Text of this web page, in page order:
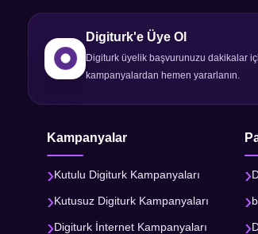
Digiturk'e Üye Ol
Digiturk üyelik başvurunuzu dakikalar
kampanyalardan hemen yararlanın.
Kampanyalar
Kutulu Digiturk Kampanyaları
Kutusuz Digiturk Kampanyaları
Digiturk İnternet Kampanyaları